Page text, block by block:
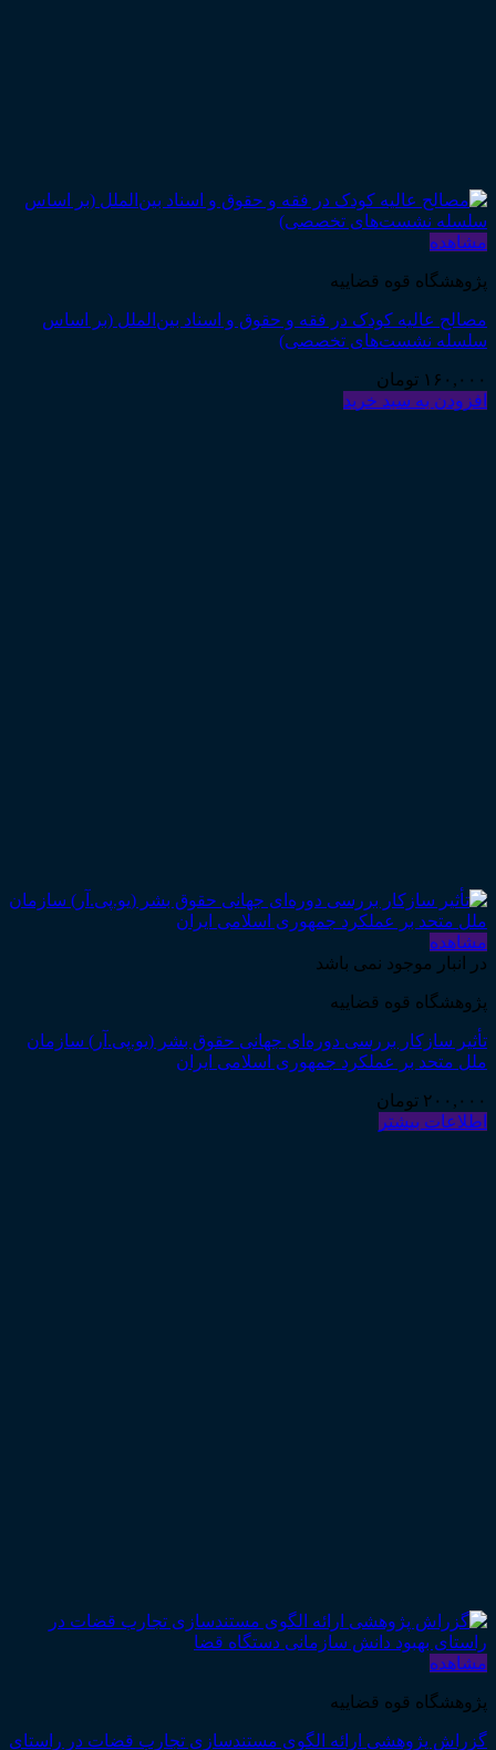
مشاهده
پژوهشگاه قوه قضاییه
مصالح عالیه کودک در فقه و حقوق و اسناد بین‌الملل (بر اساس
سلسله نشست‌های تخصصی)
۱۶۰,۰۰۰ تومان
افزودن به سبد خرید
مشاهده
در انبار موجود نمی باشد
پژوهشگاه قوه قضاییه
تأثیر سازکار بررسی دوره‌ای جهانی حقوق بشر (یو.پی.آر) سازمان
ملل متحد بر عملکرد جمهوری اسلامی ایران
۲۰۰,۰۰۰ تومان
اطلاعات بیشتر
مشاهده
پژوهشگاه قوه قضاییه
گزراش پژوهشی ارائه الگوی مستندسازی تجارب قضات در راستای